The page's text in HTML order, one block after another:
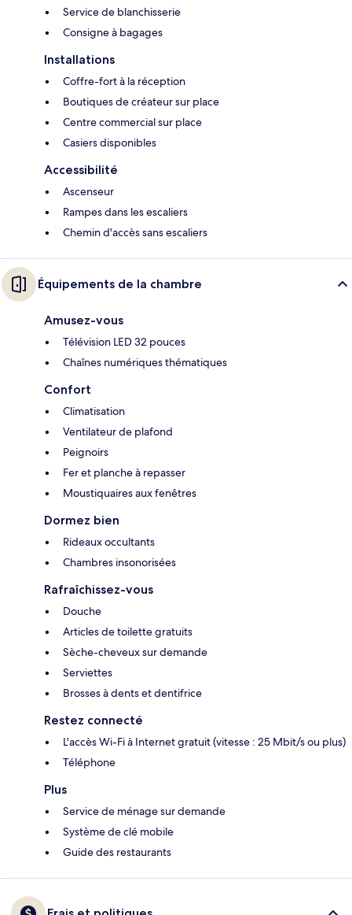
Service de blanchisserie
Consigne à bagages
Installations
Coffre-fort à la réception
Boutiques de créateur sur place
Centre commercial sur place
Casiers disponibles
Accessibilité
Ascenseur
Rampes dans les escaliers
Chemin d'accès sans escaliers
Équipements de la chambre
Amusez-vous
Télévision LED 32 pouces
Chaînes numériques thématiques
Confort
Climatisation
Ventilateur de plafond
Peignoirs
Fer et planche à repasser
Moustiquaires aux fenêtres
Dormez bien
Rideaux occultants
Chambres insonorisées
Rafraîchissez-vous
Douche
Articles de toilette gratuits
Sèche-cheveux sur demande
Serviettes
Brosses à dents et dentifrice
Restez connecté
L'accès Wi-Fi à Internet gratuit (vitesse : 25 Mbit/s ou plus)
Téléphone
Plus
Service de ménage sur demande
Système de clé mobile
Guide des restaurants